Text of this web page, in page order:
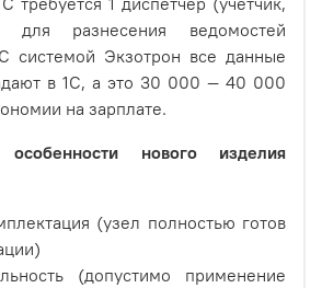
для разнесения ведомостей
системой Экзотрон все данные
в 1С, а это 30 000 — 40 000
на зарплате.
особенности нового изделия
(узел полностью готов
(допустимо применение